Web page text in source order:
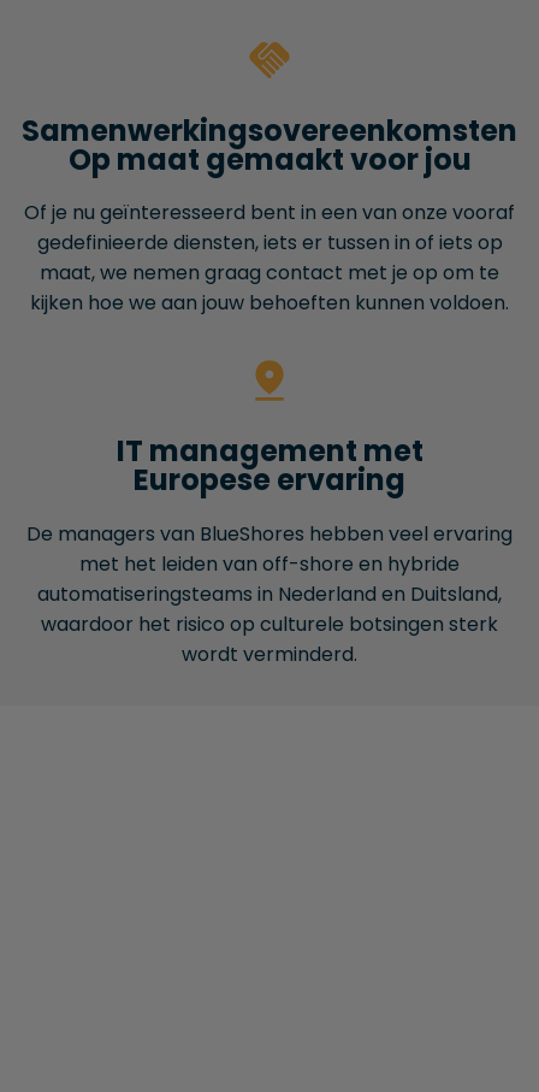
Samenwerkings­overeenkomsten
Op maat gemaakt voor jou
Of je nu geïnteresseerd bent in een van onze vooraf
gedefinieerde diensten, iets er tussen in of iets op
maat, we nemen graag contact met je op om te
kijken hoe we aan jouw behoeften kunnen voldoen.
IT management met
Europese ervaring
De managers van BlueShores hebben veel ervaring
met het leiden van off-shore en hybride
automatiseringsteams in Nederland en Duitsland,
waardoor het risico op culturele botsingen sterk
wordt verminderd.